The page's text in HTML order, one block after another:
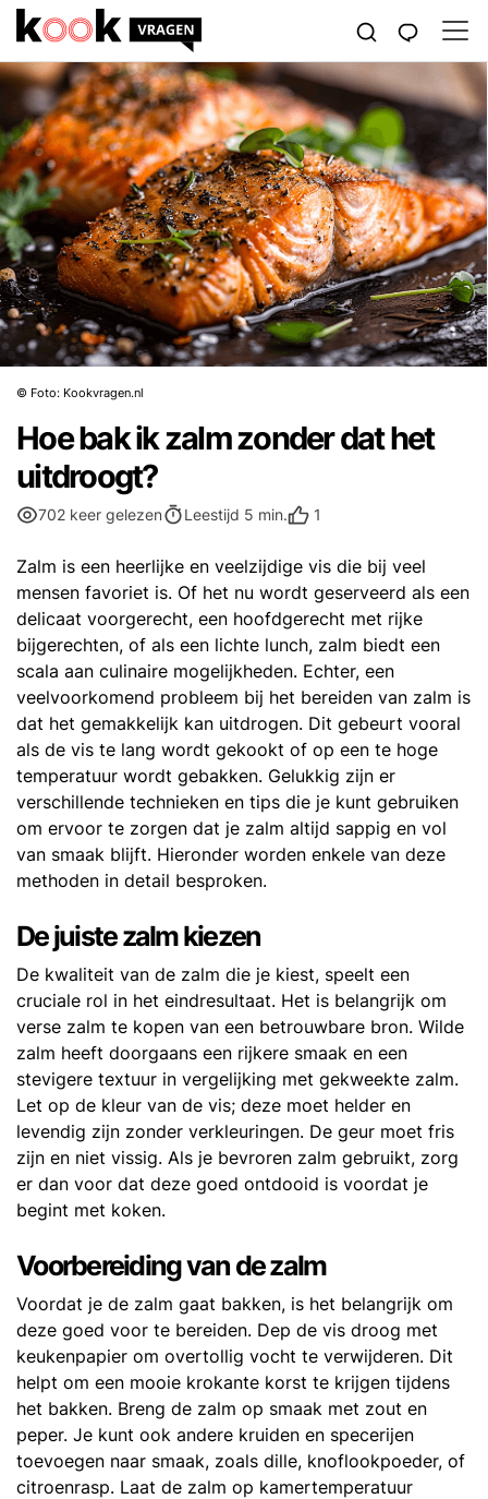
© Foto: Kookvragen.nl
Hoe bak ik zalm zonder dat het
uitdroogt?
702 keer gelezen Leestijd 5 min. 1
Zalm is een heerlijke en veelzijdige vis die bij veel
mensen favoriet is. Of het nu wordt geserveerd als een
delicaat voorgerecht, een hoofdgerecht met rijke
bijgerechten, of als een lichte lunch, zalm biedt een
scala aan culinaire mogelijkheden. Echter, een
veelvoorkomend probleem bij het bereiden van zalm is
dat het gemakkelijk kan uitdrogen. Dit gebeurt vooral
als de vis te lang wordt gekookt of op een te hoge
temperatuur wordt gebakken. Gelukkig zijn er
verschillende technieken en tips die je kunt gebruiken
om ervoor te zorgen dat je zalm altijd sappig en vol
van smaak blijft. Hieronder worden enkele van deze
methoden in detail besproken.
De juiste zalm kiezen
De kwaliteit van de zalm die je kiest, speelt een
cruciale rol in het eindresultaat. Het is belangrijk om
verse zalm te kopen van een betrouwbare bron. Wilde
zalm heeft doorgaans een rijkere smaak en een
stevigere textuur in vergelijking met gekweekte zalm.
Let op de kleur van de vis; deze moet helder en
levendig zijn zonder verkleuringen. De geur moet fris
zijn en niet vissig. Als je bevroren zalm gebruikt, zorg
er dan voor dat deze goed ontdooid is voordat je
begint met koken.
Voorbereiding van de zalm
Voordat je de zalm gaat bakken, is het belangrijk om
deze goed voor te bereiden. Dep de vis droog met
keukenpapier om overtollig vocht te verwijderen. Dit
helpt om een mooie krokante korst te krijgen tijdens
het bakken. Breng de zalm op smaak met zout en
peper. Je kunt ook andere kruiden en specerijen
toevoegen naar smaak, zoals dille, knoflookpoeder, of
citroenrasp. Laat de zalm op kamertemperatuur